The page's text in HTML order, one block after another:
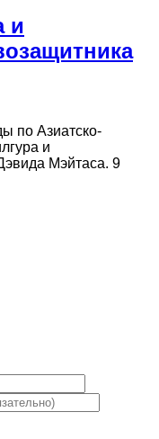
и
по Азиатско-
и
Мэйтаса. 9